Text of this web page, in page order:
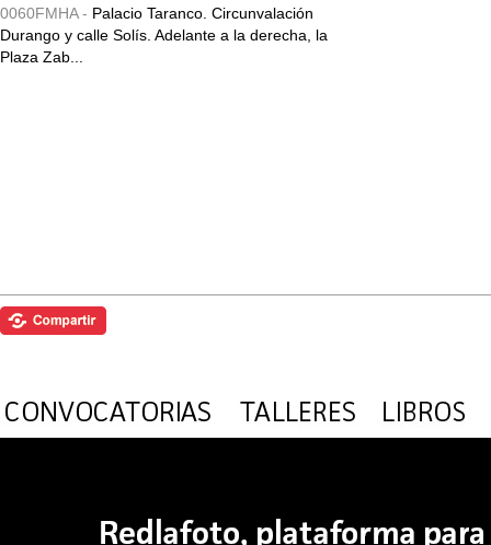
0060FMHA - Palacio Taranco. Circunvalación
Durango y calle Solís. Adelante a la derecha, la
Plaza Zab...